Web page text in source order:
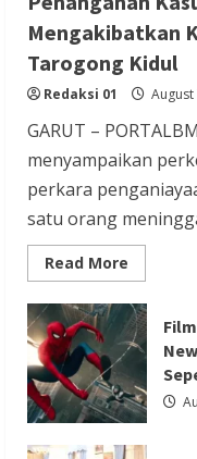
Berita Terbaru
Gubernur
Kawasan Zona
Redaksi 01
Berita Agama
Berita Trending
Kapolres
Vihara Boen
TNI-POLRI
Redaksi 01
Mengakibatkan
Tarogong Kidul
Redaksi 01 August
GARUT –
menyampaikan
perkara
satu orang
Read More
more
Kasus
yang
Korban
di
Tarogong
Kidul